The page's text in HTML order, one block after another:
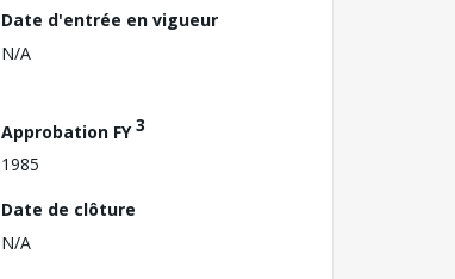
Date d'entrée en vigueur
N/A
Approbation FY3
1985
Date de clôture
N/A